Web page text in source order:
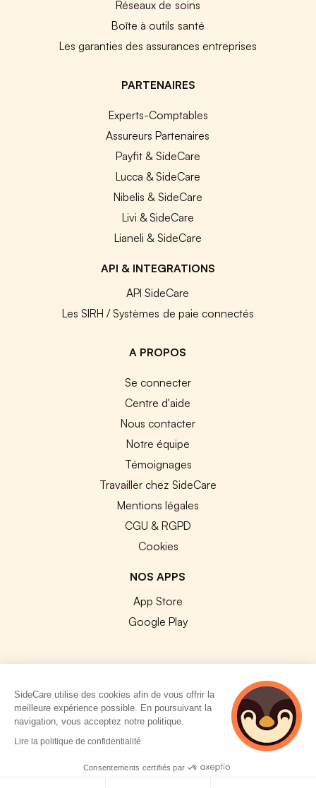
Réseaux de soins
Boîte à outils santé
Les garanties des assurances entreprises
PARTENAIRES
Experts-Comptables
Assureurs Partenaires
Payfit & SideCare
Lucca & SideCare
Nibelis & SideCare
Livi & SideCare
Lianeli & SideCare
API & INTEGRATIONS
API SideCare
Les SIRH / Systèmes de paie connectés
A PROPOS
Se connecter
Centre d'aide
Nous contacter
Notre équipe
Témoignages
Travailler chez SideCare
Mentions légales
CGU & RGPD
Cookies
NOS APPS
App Store
Google Play
© 2026 SideCare. Tous droits réservés.
SideCare utilise des cookies afin de vous offrir la
meilleure expérience possible. En poursuivant la
navigation, vous acceptez notre politique.
Lire la politique de confidentialité
Consentements certifiés par
4 personnes
consultent
actuellement cette